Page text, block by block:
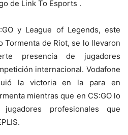
de Link To Esports .
y League of Legends, este
Tormenta de Riot, se lo llevaron
presencia de jugadores
internacional. Vodafone
la victoria en la para en
mientras que en CS:GO lo
profesionales que